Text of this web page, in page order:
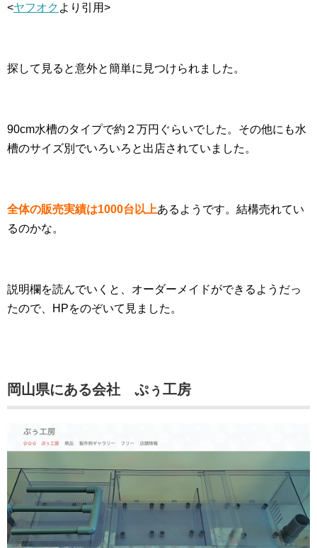
<ヤフオク より引用>
探して見ると意外と簡単に見つけられました。
90cm水槽のタイプで約２万円ぐらいでした。その他にも水
槽のサイズ別でいろいろと出店されていました。
全体の販売実績は1000台以上あるようです。結構売れてい
るのかな。
説明欄を読んでいくと、オーダーメイドができるようだっ
たので、HPをのぞいて見ました。
岡山県にある会社 ぷぅ工房